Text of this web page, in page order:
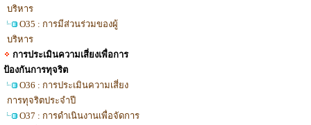
บริหาร
O35 : การมีส่วนร่วมของผู้
บริหาร
การประเมินความเสี่ยงเพื่อการ
ป้องกันการทุจริต
O36 : การประเมินความเสี่ยง
การทุจริตประจำปี
O37 : การดำเนินงานเพื่อจัดการ